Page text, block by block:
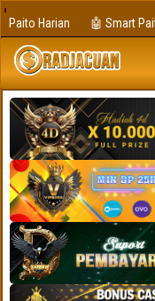
Paito Harian 🤖 Smart